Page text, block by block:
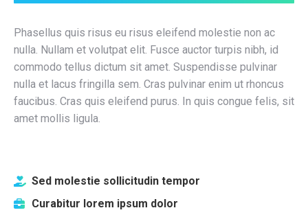
Phasellus quis risus eu risus eleifend molestie non ac
nulla. Nullam et volutpat elit. Fusce auctor turpis nibh, id
commodo tellus dictum sit amet. Suspendisse pulvinar
nulla et lacus fringilla sem. Cras pulvinar enim ut rhoncus
faucibus. Cras quis eleifend purus. In quis congue felis, sit
amet mollis ligula.
Sed molestie sollicitudin tempor
Curabitur lorem ipsum dolor